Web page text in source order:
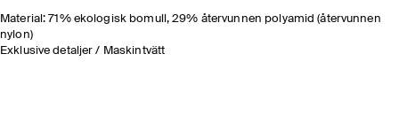
Material: 71% ekologisk bomull, 29% återvunnen polyamid (återvunnen
nylon)
Exklusive detaljer / Maskintvätt